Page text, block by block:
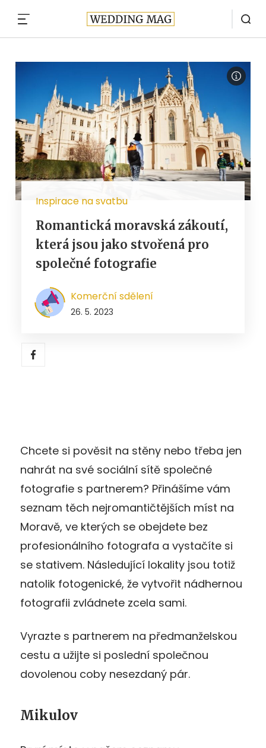
Inspirace na svatbu
Romantická moravská zákoutí,
která jsou jako stvořená pro
společné fotografie
Komerční sdělení
26. 5. 2023
Chcete si pověsit na stěny nebo třeba jen
nahrát na své sociální sítě společné
fotografie s partnerem? Přinášíme vám
seznam těch nejromantičtějších míst na
Moravě, ve kterých se obejdete bez
profesionálního fotografa a vystačíte si
se stativem. Následující lokality jsou totiž
natolik fotogenické, že vytvořit nádhernou
fotografii zvládnete zcela sami.
Vyrazte s partnerem na předmanželskou
cestu a užijte si poslední společnou
dovolenou coby nesezdaný pár.
Mikulov